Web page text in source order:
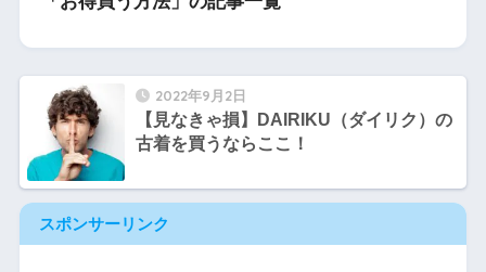
2022年9月2日
【見なきゃ損】DAIRIKU（ダイリク）の
古着を買うならここ！
スポンサーリンク